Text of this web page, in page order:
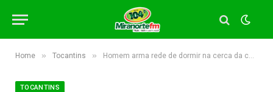
Home » Tocantins » Homem arma rede de dormir na cerca da casa da ex e é preso por descumprir medida protetiva, diz polícia
TOCANTINS